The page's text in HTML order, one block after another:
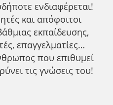
ενδιαφέρεται!
και απόφοιτοι
εκπαίδευσης,
επαγγελματίες…
που επιθυμεί
τις γνώσεις του!